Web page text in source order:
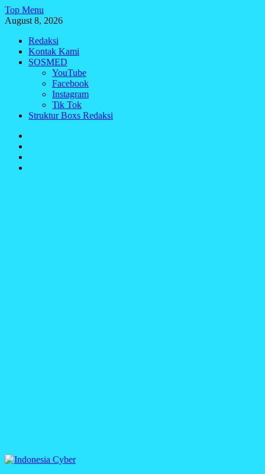
Skip
to
Top Menu
August 8, 2026
Redaksi
Kontak Kami
SOSMED
YouTube
Facebook
Instagram
Tik Tok
Struktur Boxs Redaksi